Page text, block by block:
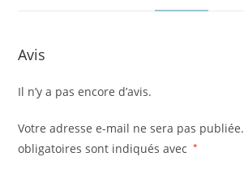
Avis
Il n’y a pas encore d’avis.
Votre adresse e-mail ne sera pas publiée.
obligatoires sont indiqués avec
*